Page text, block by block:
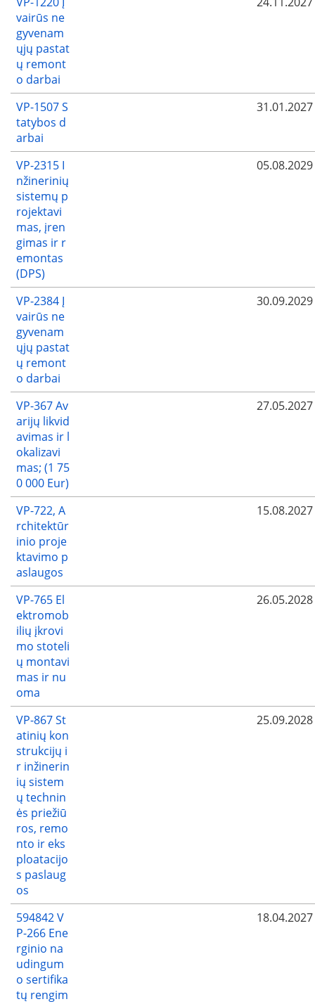
vairūs ne
gyvenam
ųjų pastat
ų remont
o darbai
VP-1507 S
tatybos d
arbai
31.01.2027
VP-2315 I
nžinerinių
sistemų p
rojektavi
mas, įren
gimas ir r
emontas
(DPS)
05.08.2029
VP-2384 Į
vairūs ne
gyvenam
ųjų pastat
ų remont
o darbai
30.09.2029
VP-367 Av
arijų likvid
avimas ir l
okalizavi
mas; (1 75
0 000 Eur)
27.05.2027
VP-722, A
rchitektūr
inio proje
ktavimo p
aslaugos
15.08.2027
VP-765 El
ektromob
ilių įkrovi
mo stoteli
ų montavi
mas ir nu
oma
26.05.2028
VP-867 St
atinių kon
strukcijų i
r inžinerin
ių sistem
ų technin
ės priežiū
ros, remo
nto ir eks
ploatacijo
s paslaug
os
25.09.2028
594842 V
P-266 Ene
rginio na
udingum
o sertifika
tų rengim
18.04.2027